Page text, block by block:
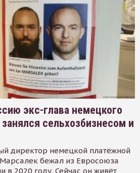
экс-глава немецкого
сельхозбизнесом и
директор немецкой платёжной
бежал из Евросоюза
в 2020 году. Сейчас он живёт